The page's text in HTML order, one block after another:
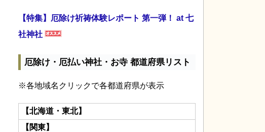
【特集】厄除け祈祷体験レポート 第一弾！ at 七
社神社
厄除け・厄払い神社・お寺 都道府県リスト
※各地域名クリックで各都道府県が表示
【北海道・東北】
【関東】